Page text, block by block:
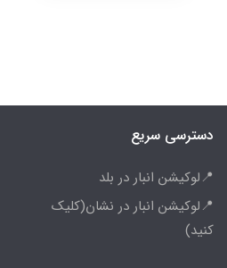
دسترسی سریع
📍لوکیشن انبار در بلد
📍لوکیشن انبار در نشان(کلیک
کنید)